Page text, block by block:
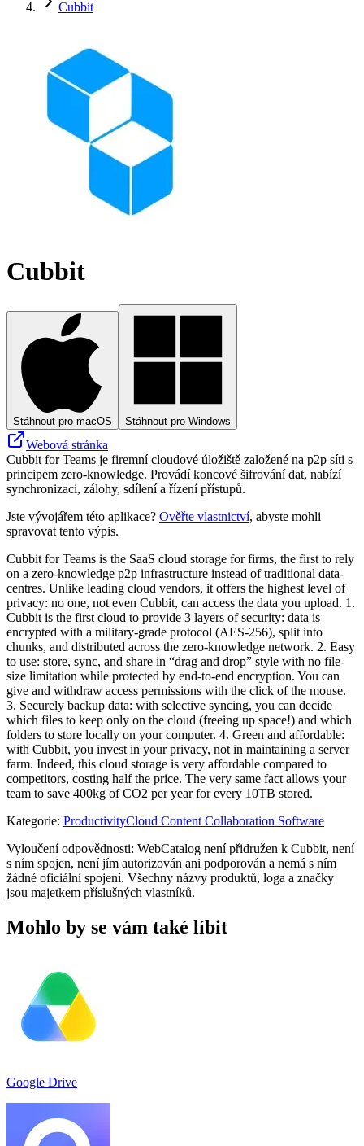
Cubbit
Cubbit
Stáhnout pro macOS Stáhnout pro Windows
Webová stránka
Cubbit for Teams je firemní cloudové úložiště založené na p2p síti s
principem zero‑knowledge. Provádí koncové šifrování dat, nabízí
synchronizaci, zálohy, sdílení a řízení přístupů.
Jste vývojářem této aplikace? Ověřte vlastnictví, abyste mohli
spravovat tento výpis.
Cubbit for Teams is the SaaS cloud storage for firms, the first to rely
on a zero-knowledge p2p infrastructure instead of traditional data-
centres. Unlike leading cloud vendors, it offers the highest level of
privacy: no one, not even Cubbit, can access the data you upload. 1.
Cubbit is the first cloud to provide 3 layers of security: data is
encrypted with a military-grade protocol (AES-256), split into
chunks, and distributed across the zero-knowledge network. 2. Easy
to use: store, sync, and share in “drag and drop” style with no file-
size limitation while protected by end-to-end encryption. You can
give and withdraw access permissions with the click of the mouse.
3. Securely backup data: with selective syncing, you can decide
which files to keep only on the cloud (freeing up space!) and which
folders to store locally on your computer. 4. Green and affordable:
with Cubbit, you invest in your privacy, not in maintaining a server
farm. Indeed, this cloud storage is very affordable compared to
competitors, costing half the price. The very same fact allows your
team to save 400kg of CO2 per year for every 10TB stored.
Kategorie: ProductivityCloud Content Collaboration Software
Vyloučení odpovědnosti: WebCatalog není přidružen k Cubbit, není
s ním spojen, není jím autorizován ani podporován a nemá s ním
žádné oficiální spojení. Všechny názvy produktů, loga a značky
jsou majetkem příslušných vlastníků.
Mohlo by se vám také líbit
Google Drive